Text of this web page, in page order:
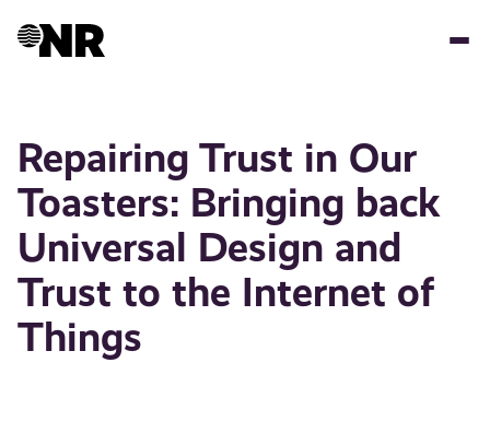
Repairing Trust in Our
Toasters: Bringing back
Universal Design and
Trust to the Internet of
Things